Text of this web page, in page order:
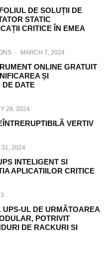
DE SOLUȚII DE
STATIC
CRITICE ÎN EMEA
· MARCH 7, 2024
ONLINE GRATUIT
ȘI
DE DATE
28, 2024
VERTIV
31, 2024
INTELIGENT SI
APLICATIILOR CRITICE
UPS-UL DE URMÃTOAREA
POTRIVIT
DE RACKURI SI